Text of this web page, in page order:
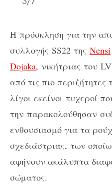
Η πρόσκληση για την
συλλογής SS22 της Nensi
Dojaka, νικήτριας του
από τις πιο
λίγοι εκείνοι τυχεροί
την παρακολούθησαν
ενθουσιασμό για τα
σχεδιάστριας, των
αφήνουν ακάλυπτα
σώματος.